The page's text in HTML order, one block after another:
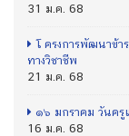
31 ม.ค. 68
โ ครงการพัฒนาข้า
ทางวิชาชีพ
21 ม.ค. 68
๑๖ มกราคม วันครู
16 ม.ค. 68